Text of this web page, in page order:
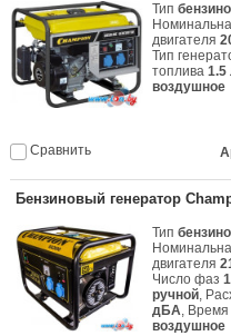
Тип
двигателя
Тип
топлива1.5
воздушное
Сравнить
Бензиновый генератор
Тип
двигателя
Число фаз1
ручной,
дБА,
воздушное